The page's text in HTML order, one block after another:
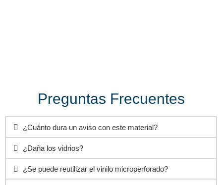
Preguntas Frecuentes
¿Cuánto dura un aviso con este material?
¿Daña los vidrios?
¿Se puede reutilizar el vinilo microperforado?